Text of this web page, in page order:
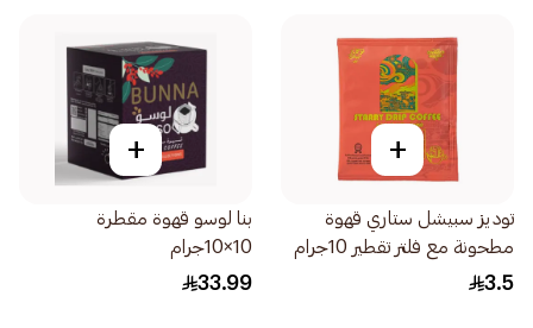
+
توديز سبيشل ستاري قهوة
مطحونة مع فلتر تقطير 10جرام
3.5
+
بنا لوسو قهوة مقطرة
10×10جرام
33.99